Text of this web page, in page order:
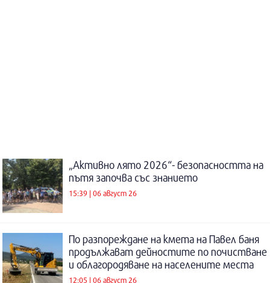
„Активно лято 2026“- безопасността на
пътя започва със знанието
15:39 | 06 август 26
По разпореждане на кмета на Павел баня
продължават дейностите по почистване
и облагородяване на населените места
12:05 | 06 август 26